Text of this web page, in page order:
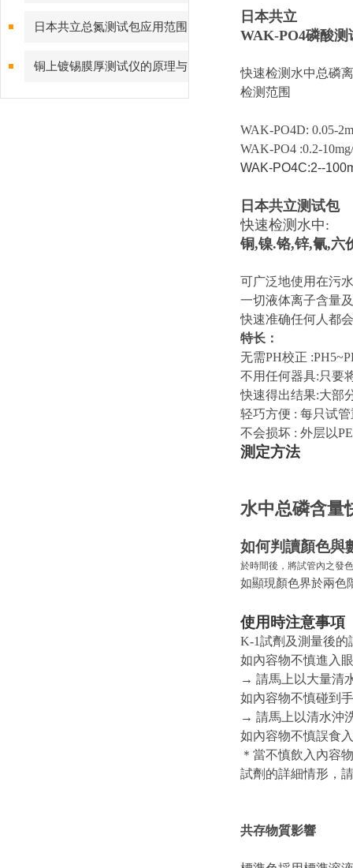
么的，没关系，看这里
日本共立总氮测试包应用范围
铜上镀锡膜厚测试仪的原理与
应用
日本共立
WAK-PO4磷酸测
快速检测水中总磷
检测范围
WAK-PO4D: 0.05-
WAK-PO4 :0.2-
WAK-PO4C:2--100
日本共立测试包
快速检测水中:
铜,镍.铬,锌,氰,六
可广泛地使用在污
一切液体离子含量
快速准确任何人都
特长：
无需PH校正
不用任何器具:只要
快速得出结果:大部
轻巧方便 : 每只试
不会损坏 : 外层以
測定方法
水中总磷含量
如何判讀顏色與
於時間後，將試管內之發
如顯現顏色界於兩色
使用時注意事項
K-1試劑及測量後的
如內容物不慎進入
→ 請馬上以大量清
如內容物不慎碰到
→ 請馬上以清水沖
如內容物不慎誤食
＊當不慎飲入內容
試劑的詳細情形，
共存物質影響